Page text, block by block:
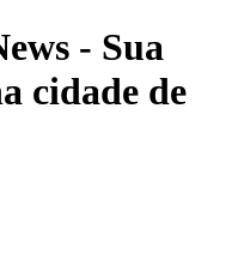
- Sua
cidade de